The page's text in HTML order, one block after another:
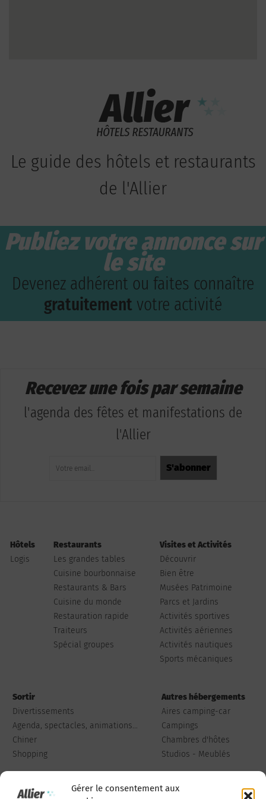
Gérer le consentement aux
Le guide des hôtels et restaurants
de l'Allier
Publiez votre annonce sur
le site
Devenez adhérent ou faites connaître
gratuitement votre activité
Recevez une fois par semaine
l'agenda des fêtes et manifestations de
l'Allier
Hôtels
Logis
Restaurants
Les grandes tables
Cuisine bourbonnaise
Restaurants & Bars
Cuisine du monde
Restauration rapide
Traiteurs
Spécial groupes
Visites et Activités
Découvrir
Bien être
Musées Patrimoine
Parcs et Jardins
Activités sportives
Activités aériennes
Activités nautiques
Sports mécaniques
Sortir
Divertissements
Agenda, spectacles, animations...
Chiner
Shopping
Autres hébergements
Aires camping-car
Campings
Chambres d'hôtes
Studios - Meublés